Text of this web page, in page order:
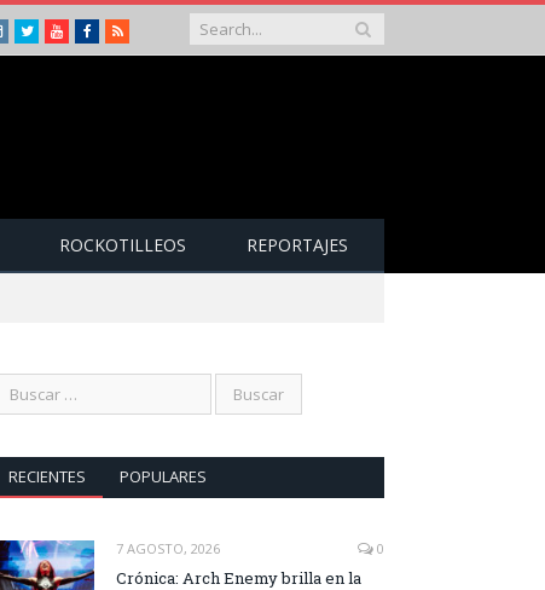
Instagram
TwitterYoutubeFacebook
RSS
ROCKOTILLEOS REPORTAJES
RECIENTES POPULARES
7 AGOSTO, 2026 0
Crónica: Arch Enemy brilla en la